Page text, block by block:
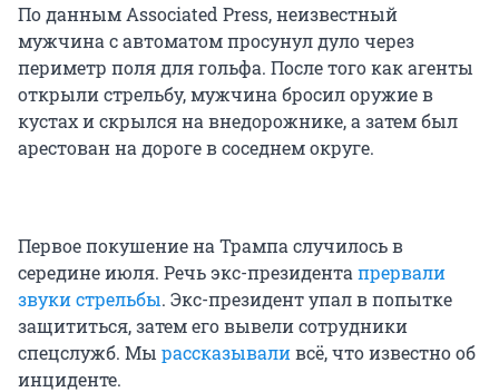
По данным Associated Press, неизвестный
мужчина с автоматом просунул дуло через
периметр поля для гольфа. После того как агенты
открыли стрельбу, мужчина бросил оружие в
кустах и скрылся на внедорожнике, а затем был
арестован на дороге в соседнем округе.
Первое покушение на Трампа случилось в
середине июля. Речь экс-президента прервали
звуки стрельбы. Экс-президент упал в попытке
защититься, затем его вывели сотрудники
спецслужб. Мы рассказываливсё, что известно об
инциденте.